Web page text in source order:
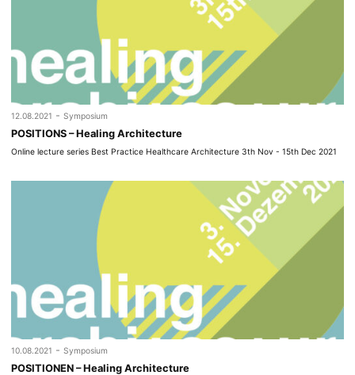
12.08.2021 - Symposium
POSITIONS – Healing Architecture
Online lecture series Best Practice Healthcare Architecture 3th Nov - 15th Dec 2021
10.08.2021 - Symposium
POSITIONEN – Healing Architecture